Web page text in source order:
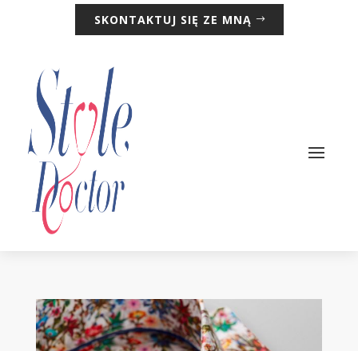
SKONTAKTUJ SIĘ ZE MNĄ